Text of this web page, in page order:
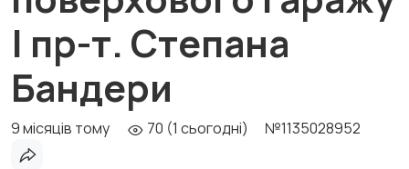
| пр-т. Степана
Бандери
9 місяців тому 70 (1 сьогодні) №1135028952